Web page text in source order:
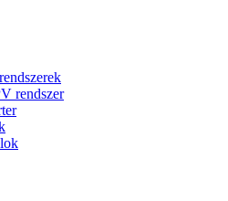
rendszer